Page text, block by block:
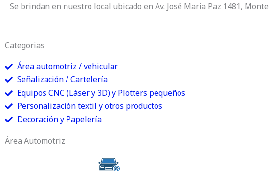
Se brindan en nuestro local ubicado en Av. José Maria Paz 1481,
Categorias
Área automotriz / vehicular
Señalización / Cartelería
Equipos CNC (Láser y 3D) y Plotters pequeños
Personalización textil y otros productos
Decoración y Papelería
Área Automotriz